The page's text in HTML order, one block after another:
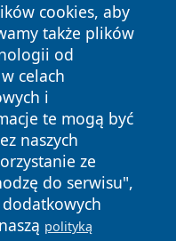
cookies, aby
także plików
od
celach
i
te mogą być
naszych
ze
do serwisu",
polityką
prawa
Polityka
Cookies